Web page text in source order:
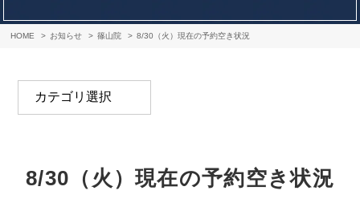
HOME お知らせ 篠山院 8/30（火）現在の予約空き状況
8/30（火）現在の予約空き状況